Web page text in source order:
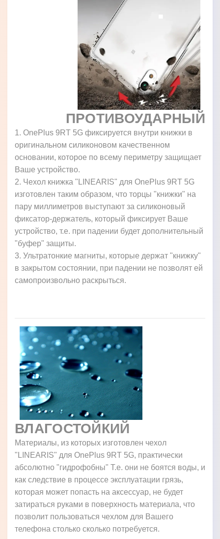
ПРОТИВОУДАРНЫЙ
1. OnePlus 9RT 5G фиксируется внутри книжки в
оригинальном силиконовом качественном
основании, которое по всему периметру защищает
Ваше устройство.
2. Чехол книжка "LINEARIS" для OnePlus 9RT 5G
изготовлен таким образом, что торцы "книжки" на
пару миллиметров выступают за силиконовый
фиксатор-держатель, который фиксирует Ваше
устройство, т.е. при падении будет дополнительный
"буфер" защиты.
3. Ультратонкие магниты, которые держат "книжку"
в закрытом состоянии, при падении не позволят ей
самопроизвольно раскрыться.
ВЛАГОСТОЙКИЙ
Материалы, из которых изготовлен чехол
"LINEARIS" для OnePlus 9RT 5G, практически
абсолютно "гидрофобны" Т.е. они не боятся воды, и
как следствие в процессе эксплуатации грязь,
которая может попасть на аксессуар, не будет
затираться руками в поверхность материала, что
позволит пользоваться чехлом для Вашего
телефона столько сколько потребуется.